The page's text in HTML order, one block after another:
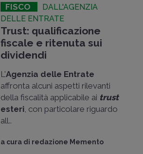
FISCO
DALL'AGENZIA
DELLE ENTRATE
Trust: qualificazione
fiscale e ritenuta sui
dividendi
L'Agenzia delle Entrate
affronta alcuni aspetti rilevanti
della fiscalità applicabile ai trust
esteri, con particolare riguardo
all..
a cura di redazione Memento